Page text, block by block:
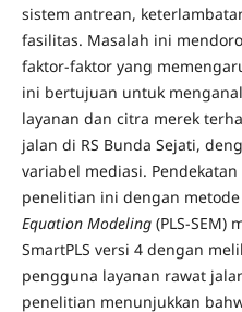
sistem antrean,
fasilitas. Masalah ini
faktor-faktor yang
ini bertujuan untuk
layanan dan citra merek
jalan di RS Bunda Sejati,
variabel mediasi.
penelitian ini dengan metode
Equation Modeling(PLS-SEM)
SmartPLS versi 4 dengan
pengguna layanan rawat
penelitian menunjukkan